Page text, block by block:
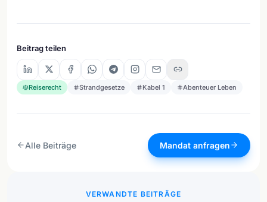
Beitrag teilen
Reiserecht Strandgesetze Kabel 1 Abenteuer Leben
Alle Beiträge Mandat anfragen
VERWANDTE BEITRÄGE